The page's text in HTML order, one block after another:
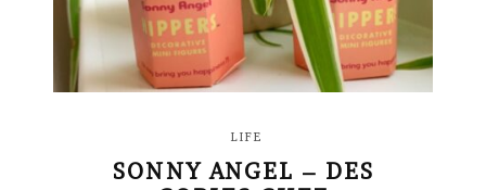
LIFE
SONNY ANGEL – DES